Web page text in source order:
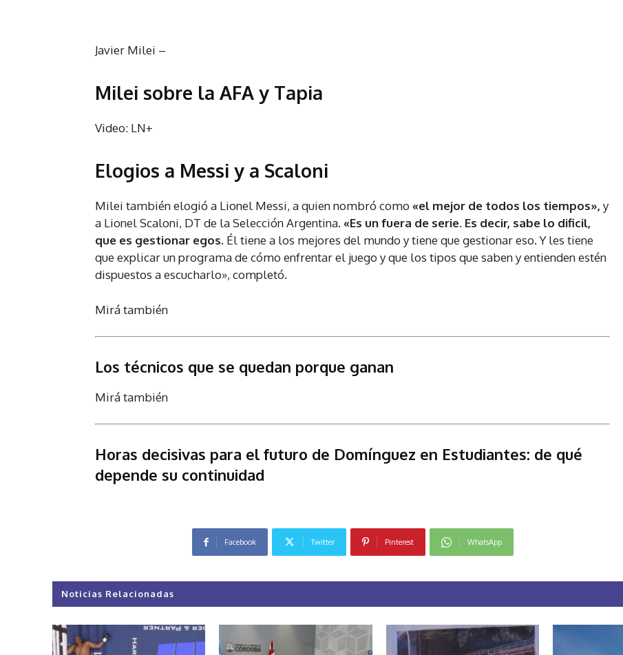
Javier Milei –
Milei sobre la AFA y Tapia
Video: LN+
Elogios a Messi y a Scaloni
Milei también elogió a Lionel Messi, a quien nombró como«el mejor de todos los tiempos», y
a Lionel Scaloni, DT de la Selección Argentina. «Es un fuera de serie. Es decir, sabe lo dificil,
que es gestionar egos. Él tiene a los mejores del mundo y tiene que gestionar eso. Y les tiene
que explicar un programa de cómo enfrentar el juego y que los tipos que saben y entienden estén
dispuestos a escucharlo», completó.
Mirá también
Los técnicos que se quedan porque ganan
Mirá también
Horas decisivas para el futuro de Domínguez en Estudiantes: de qué
depende su continuidad
Facebook Twitter Pinterest WhatsApp
Noticias Relacionadas